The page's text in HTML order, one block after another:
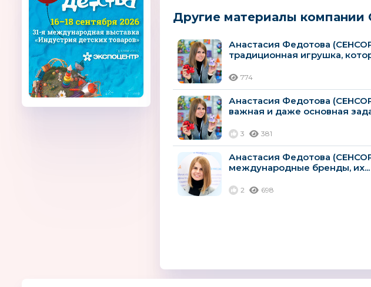
Другие материалы компании
Анастасия Федотова
традиционная игрушка,
774
Анастасия Федотова
важная и даже основная
3 381
Анастасия Федотова
международные бренды, их...
2 698